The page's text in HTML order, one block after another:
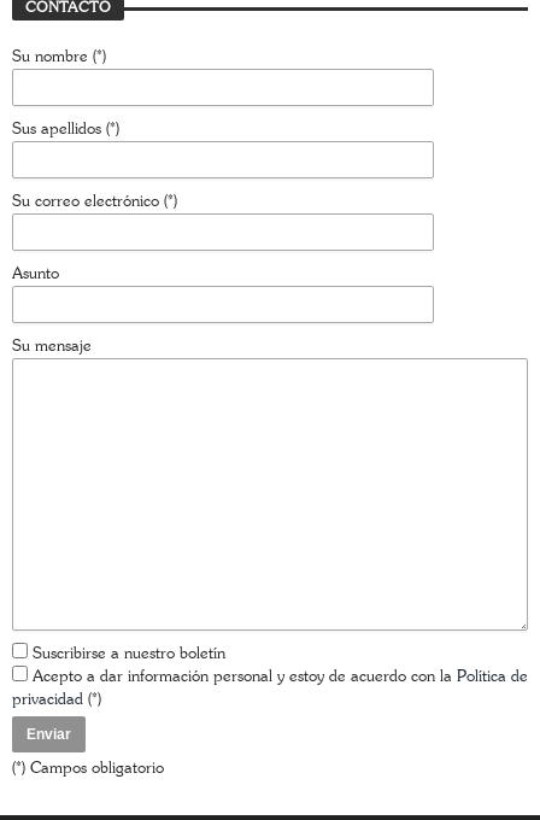
CONTACTO
Su nombre (*)
Sus apellidos (*)
Su correo electrónico (*)
Asunto
Su mensaje
Suscribirse a nuestro boletín
Acepto a dar información personal y estoy de acuerdo con la Política de
privacidad (*)
(*) Campos obligatorio